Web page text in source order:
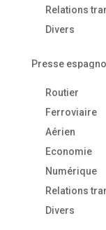
Relations
Divers
Presse
Routier
Ferroviaire
Aérien
Economie
Numérique
Relations
Divers